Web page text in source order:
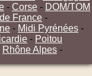
- Corse - DOM/TOM
de France -
- Midi Pyrénées -
- Poitou
Rhône Alpes -